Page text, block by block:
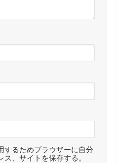
するためブラウザーに自分
、サイトを保存する。